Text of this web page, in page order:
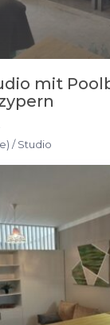
mit
/Studio